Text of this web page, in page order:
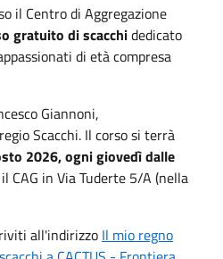
il Centro di Aggregazione
gratuito di scacchidedicato
di età compresa
Giannoni,
Scacchi. Il corso si terrà
2026, ogni giovedì dalle
CAG in Via Tuderte 5/A (nella
all'indirizzo Il mio regno